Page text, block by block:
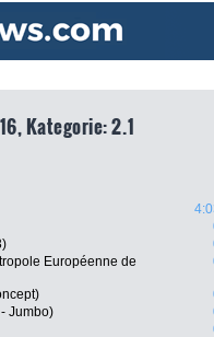
Kategorie: 2.1
Européenne de
Jumbo)